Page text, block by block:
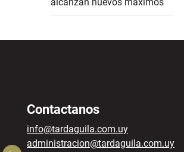
Contactanos
info@tardaguila.com.uy
administracion@tardaguila.com.uy